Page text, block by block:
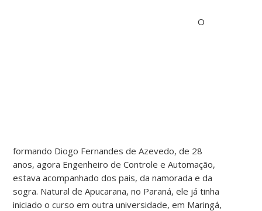
O
formando Diogo Fernandes de Azevedo, de 28
anos, agora Engenheiro de Controle e Automação,
estava acompanhado dos pais, da namorada e da
sogra. Natural de Apucarana, no Paraná, ele já tinha
iniciado o curso em outra universidade, em Maringá,